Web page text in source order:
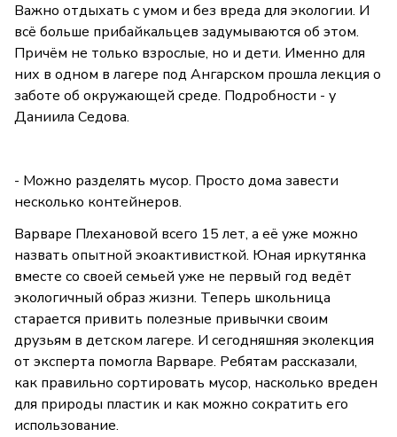
Важно отдыхать с умом и без вреда для экологии. И
всё больше прибайкальцев задумываются об этом.
Причём не только взрослые, но и дети. Именно для
них в одном в лагере под Ангарском прошла лекция о
заботе об окружающей среде. Подробности - у
Даниила Седова.
- Можно разделять мусор. Просто дома завести
несколько контейнеров.
Варваре Плехановой всего 15 лет, а её уже можно
назвать опытной экоактивисткой. Юная иркутянка
вместе со своей семьей уже не первый год ведёт
экологичный образ жизни. Теперь школьница
старается привить полезные привычки своим
друзьям в детском лагере. И сегодняшняя эколекция
от эксперта помогла Варваре. Ребятам рассказали,
как правильно сортировать мусор, насколько вреден
для природы пластик и как можно сократить его
использование.